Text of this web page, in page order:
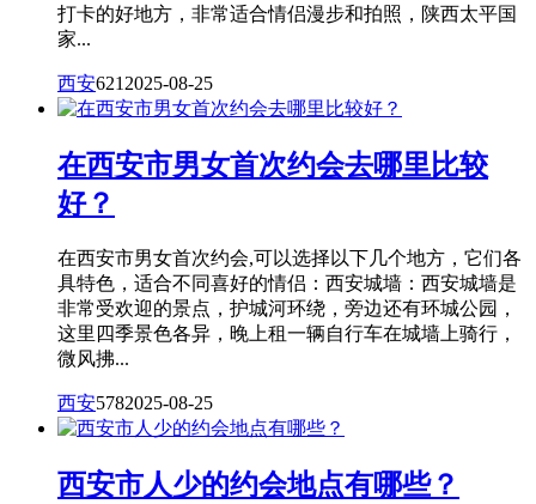
打卡的好地方，非常适合情侣漫步和拍照，陕西太平国
家...
西安621 2025-08-25
在西安市男女首次约会去哪里比较
好？
在西安市男女首次约会,可以选择以下几个地方，它们各
具特色，适合不同喜好的情侣：西安城墙：西安城墙是
非常受欢迎的景点，护城河环绕，旁边还有环城公园，
这里四季景色各异，晚上租一辆自行车在城墙上骑行，
微风拂...
西安5782025-08-25
西安市人少的约会地点有哪些？